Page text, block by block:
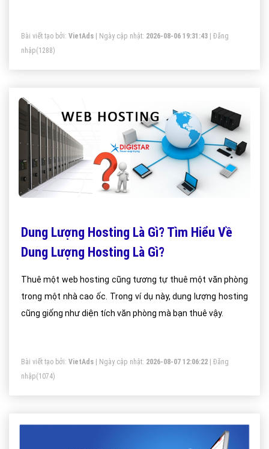
giúp ích cho các bạn rất nhiều.
Bài viết tạo bởi: VietAds | Ngày cập nhật: 2026-08-06 19:31:43
Đăng
nhập(1288)
Dung Lượng Hosting Là Gì? Tìm Hiểu Về
Dung Lượng Hosting Là Gì?
Thuê một web hosting cũng tương tự thuê một văn phòng
trong một nhà cao ốc. Trong ví dụ này, dung lượng hosting
cũng giống như diện tích văn phòng mà bạn thuê vậy.
Bài viết tạo bởi: VietAds | Ngày cập nhật: 2026-08-07 12:06:22
Đăng
nhập(1074)